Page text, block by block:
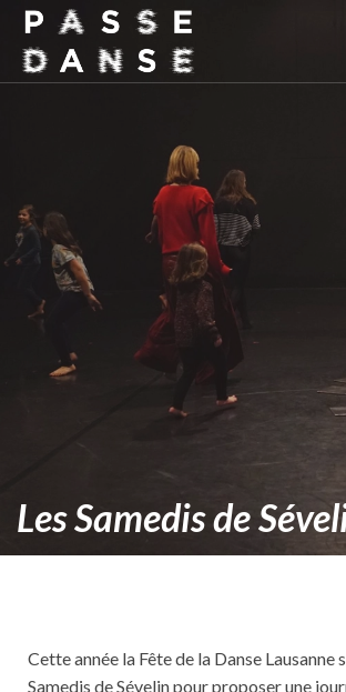
LES LIEUX PARTENAIRES
ADHÉREZ
Les Samedis de
Cette année la Fête de la Danse Lausanne
Samedis de Sévelin pour proposer une